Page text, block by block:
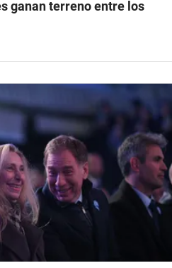
ganan terreno entre los